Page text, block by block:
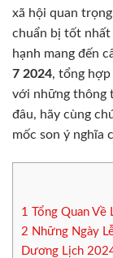
xã hội quan
chuẩn bị tốt nhất
hạnh mang đến
7 2024, tổng hợp
với những thông
đâu, hãy cùng
mốc son ý nghĩa
1
Tổng Quan
2 Những Ngày
Dương Lịch